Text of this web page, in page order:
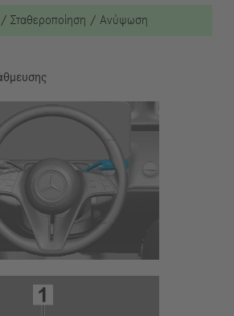
/ Σταθεροποίηση / Ανύψωση